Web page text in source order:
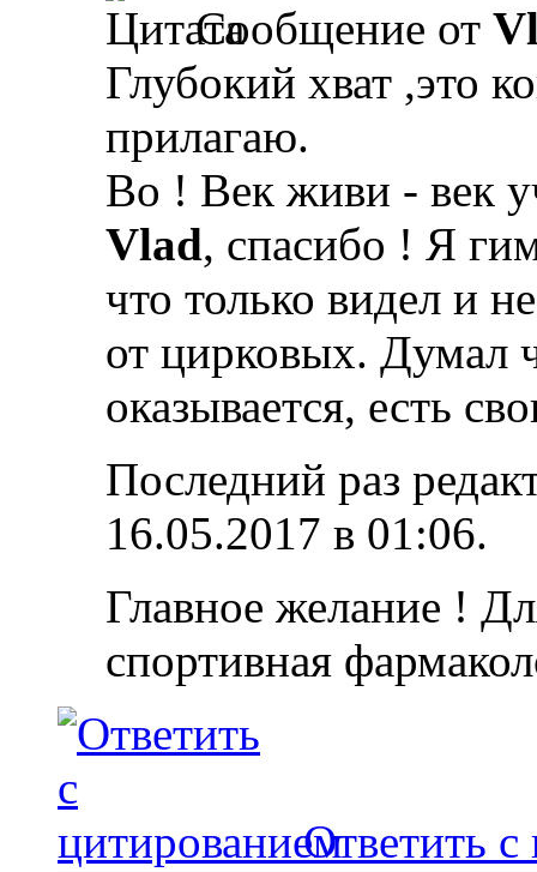
Сообщение от
Глубокий хват ,это
прилагаю.
Во ! Век живи - век
Vlad, спасибо ! Я
что только видел и
от цирковых. Думал
оказывается, есть
Последний раз
16.05.2017 в 01:06.
Главное желание !
спортивная
Ответить с